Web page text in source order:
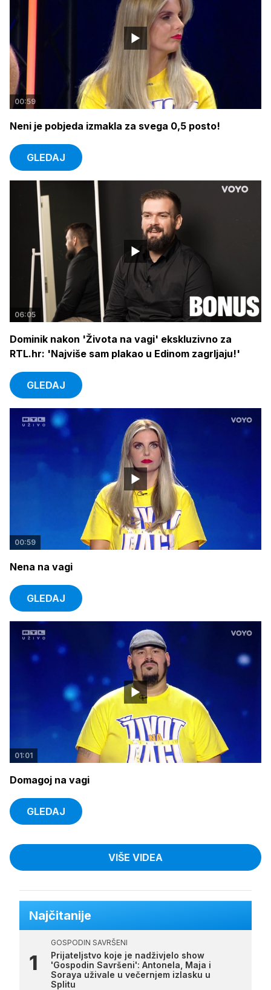
00:59
Neni je pobjeda izmakla za svega 0,5 posto!
GLEDAJ
06:05
Dominik nakon 'Života na vagi' ekskluzivno za
RTL.hr: 'Najviše sam plakao u Edinom zagrljaju!'
GLEDAJ
00:59
Nena na vagi
GLEDAJ
01:01
Domagoj na vagi
GLEDAJ
VIŠE VIDEA
Najčitanije
GOSPODIN SAVRŠENI
Prijateljstvo koje je nadživjelo show
'Gospodin Savršeni': Antonela, Maja i
Soraya uživale u večernjem izlasku u
Splitu